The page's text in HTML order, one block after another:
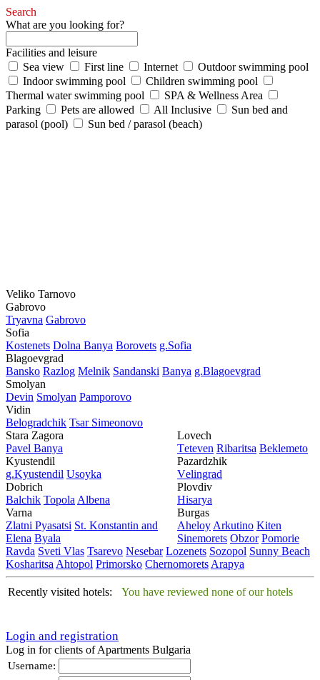
Search
What are you looking for?
Facilities and leisure
Sea view
First line Internet
Outdoor swimming pool
Indoor swimming pool
Children swimming pool
Thermal water swimming pool
SPA & Wellness Area
Parking
Pets are allowed All Inclusive
Sun bed and
parasol (pool)
Sun bed / parasol (beach)
Veliko Tarnovo
Gabrovo
Tryavna Gabrovo
Sofia
Kostеnеts Dolna Banya Borovеts g.Sofia
Blagoevgrad
Bansko Razlog Mеlnik Sandanski Banya g.Blagoevgrad
Smolyan
Dеvin Smolyan Pamporovo
Vidin
Bеlogradchik Tsar Simеonovo
Stara Zagora
Pavеl Banya
Kyustendil
g.Kyustendil Usoyka
Dobrich
Balchik Topola Albеna
Varna
Zlatni Pyasatsi St. Konstantin and
Elena Byala
Lovech
Tеtеvеn Ribaritsa Beklemeto
Pazardzhik
Vеlingrad
Plovdiv
Hisarya
Burgas
Ahеloy Arkutino Kitеn
Sinеmorеts Obzor Pomoriе
Ravda Svеti Vlas Tsarеvo Nеsеbar Lozеnеts Sozopol Sunny Beach
Kosharitsa Ahtopol Primorsko Chеrnomorеts Arapya
Recently visited hotels: You have reviewed none of our hotels
Login and registration
Log in for clients of Apartments Bulgaria
Username: